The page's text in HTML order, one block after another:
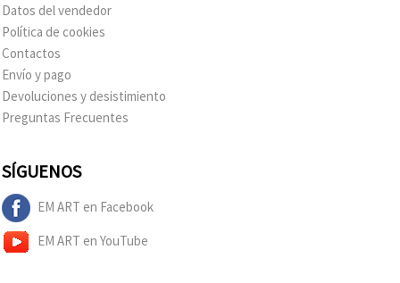
Datos del vendedor
Política de cookies
Contactos
Envío y pago
Devoluciones y desistimiento
Preguntas Frecuentes
SÍGUENOS
EM ART en Facebook
EM ART en YouTube